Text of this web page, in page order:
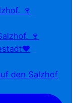
🍷
den Salzhof